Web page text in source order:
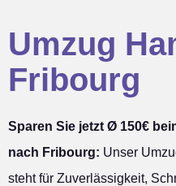
Umzug
Fribourg
Sparen Sie jetzt Ø 150€
nach Fribourg: Unser
steht für Zuverlässigkeit,